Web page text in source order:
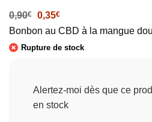
0,90€
Le
initial
était :
0,90€.
0,35€Le
actuel
est :
0,35€.
Bonbon au CBD à la mangue
Rupture de stock
Alertez-moi dès que ce
en stock